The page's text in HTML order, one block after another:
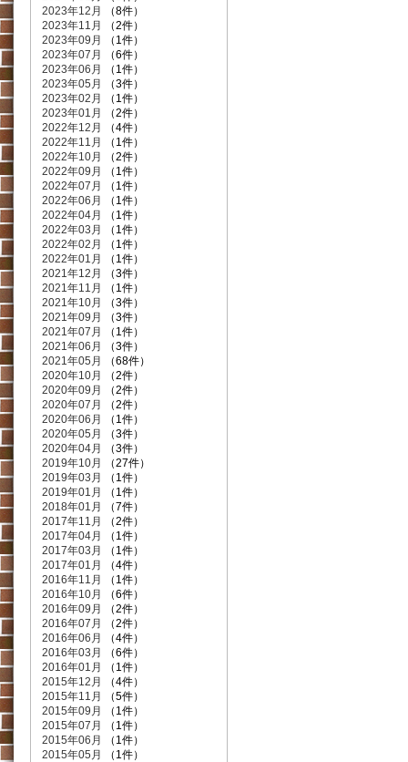
2023年12月
（8件）
2023年11月
（2件）
2023年09月
（1件）
2023年07月
（6件）
2023年06月
（1件）
2023年05月
（3件）
2023年02月
（1件）
2023年01月
（2件）
2022年12月
（4件）
2022年11月
（1件）
2022年10月
（2件）
2022年09月
（1件）
2022年07月
（1件）
2022年06月
（1件）
2022年04月
（1件）
2022年03月
（1件）
2022年02月
（1件）
2022年01月
（1件）
2021年12月
（3件）
2021年11月
（1件）
2021年10月
（3件）
2021年09月
（3件）
2021年07月
（1件）
2021年06月
（3件）
2021年05月
（68件）
2020年10月
（2件）
2020年09月
（2件）
2020年07月
（2件）
2020年06月
（1件）
2020年05月
（3件）
2020年04月
（3件）
2019年10月
（27件）
2019年03月
（1件）
2019年01月
（1件）
2018年01月
（7件）
2017年11月
（2件）
2017年04月
（1件）
2017年03月
（1件）
2017年01月
（4件）
2016年11月
（1件）
2016年10月
（6件）
2016年09月
（2件）
2016年07月
（2件）
2016年06月
（4件）
2016年03月
（6件）
2016年01月
（1件）
2015年12月
（4件）
2015年11月
（5件）
2015年09月
（1件）
2015年07月
（1件）
2015年06月
（1件）
2015年05月
（1件）